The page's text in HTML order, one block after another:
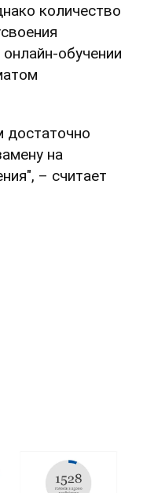
количество
обучении
достаточно
на
– считает